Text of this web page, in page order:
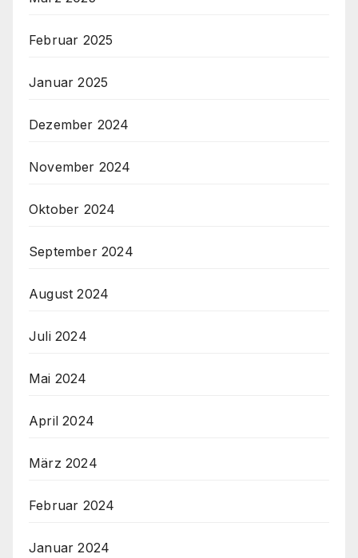
Februar 2025
Januar 2025
Dezember 2024
November 2024
Oktober 2024
September 2024
August 2024
Juli 2024
Mai 2024
April 2024
März 2024
Februar 2024
Januar 2024